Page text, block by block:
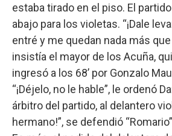
estaba tirado en el piso. El
abajo para los violetas. “¡Dale
entré y me quedan nada más
insistía el mayor de los Acuña,
ingresó a los 68’ por Gonzalo
“¡Déjelo, no le hable”, le ordenó
árbitro del partido, al delantero
hermano!”, se defendió